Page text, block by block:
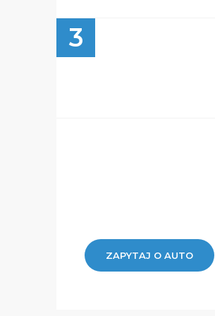
3
ZAPYTAJ O AUTO